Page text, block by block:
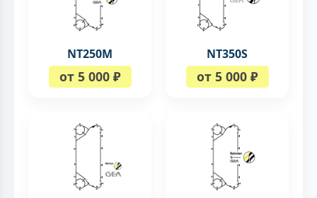
NT250M
от 5 000 ₽
NT350S
от 5 000 ₽